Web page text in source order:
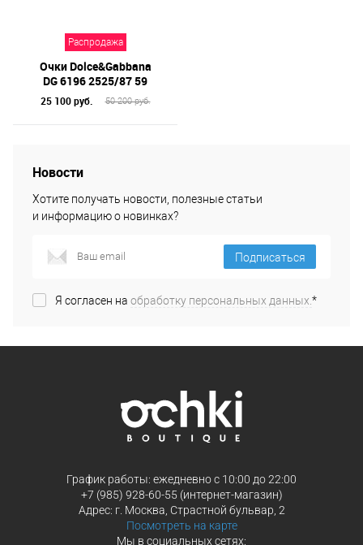
Распродажа
Очки Dolce&Gabbana
DG 6196 2525/87 59
25 100 руб. 50 200 руб.
Новости
Хотите получать новости, полезные статьи
и информацию о новинках?
Подписаться
Я согласен на обработку персональных данных.*
График работы: ежедневно с 10:00 до 22:00
+7 (985) 928-60-55 (интернет-магазин)
Адрес: г. Москва, Страстной бульвар, 2
Посмотреть на карте
Мы в социальных сетях: